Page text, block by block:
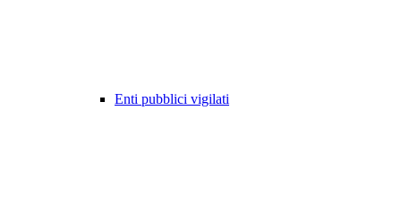
Enti pubblici vigilati